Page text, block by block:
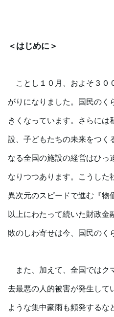
＜はじめに＞
ことし１０月、およそ３０
がりになりました。国民のく
きくなっています。さらには
設、子どもたちの未来をつく
なる全国の施設の経営はひっ
なりつつあります。こうした
異次元のスピードで進む『物
以上にわたって続いた財政金
敗のしわ寄せは今、国民のく
また、加えて、全国ではク
去最悪の人的被害が発生して
ような集中豪雨も頻発するな